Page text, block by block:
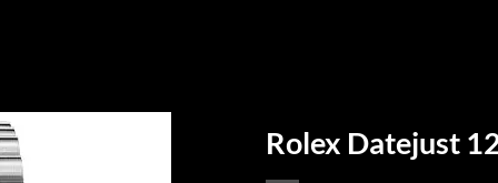
Rolex Datejust